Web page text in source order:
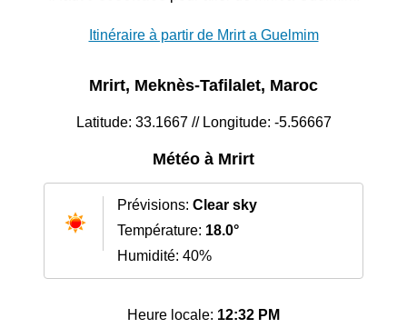
Itinéraire à partir de Mrirt a Guelmim
Mrirt, Meknès-Tafilalet, Maroc
Latitude: 33.1667 // Longitude: -5.56667
Météo à Mrirt
Prévisions: Clear sky
Température: 18.0°
Humidité: 40%
Heure locale: 12:32 PM